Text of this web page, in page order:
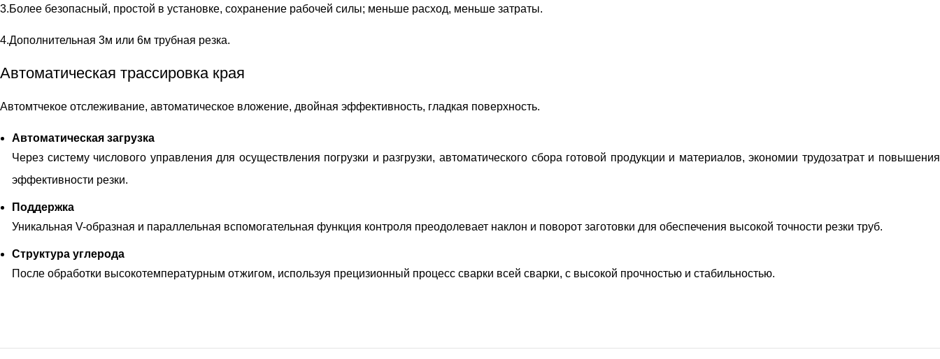
3.Более безопасный, простой в установке, сохранение рабочей силы; меньше расход, меньше затраты.
4.Дополнительная 3м или 6м трубная резка.
Автоматическая трассировка края
Автомтчекое отслеживание, автоматическое вложение, двойная эффективность, гладкая поверхность.
Автоматическая загрузка
Через систему числового управления для осуществления погрузки и разгрузки, автоматического сбора готовой продукции и материалов, экономии трудозатрат и повышения
эффективности резки.
Поддержка
Уникальная V-образная и параллельная вспомогательная функция контроля преодолевает наклон и поворот заготовки для обеспечения высокой точности резки труб.
Структура углерода
После обработки высокотемпературным отжигом, используя прецизионный процесс сварки всей сварки, с высокой прочностью и стабильностью.